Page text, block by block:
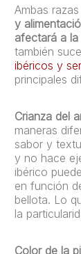
Ambas
y
afectará a
también
ibéricos y
principales
Crianza del
maneras
sabor y
y no hace
ibérico
en función
bellota. Lo
la
Color de la